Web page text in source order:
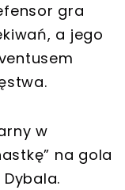
gra
a jego
w
na gola